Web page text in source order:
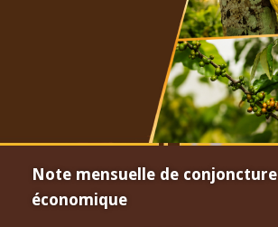
Note mensuelle de conjoncture
économique